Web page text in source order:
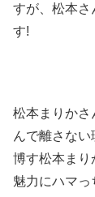
すが、松本さ
す!
松本まりかさ
んで離さな
博す松本まり
魅力にハマっ